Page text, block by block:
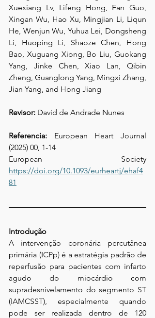
Xuexiang Lv, Lifeng Hong, Fan Guo,
Xingan Wu, Hao Xu, Mingjian Li, Liqun
He, Wenjun Wu, Yuhua Lei, Dongsheng
Li, Huoping Li, Shaoze Chen, Hong
Bao, Xuguang Xiong, Bo Liu, Guokang
Yang, Jinke Chen, Xiao Lan, Qibin
Zheng, Guanglong Yang, Mingxi Zhang,
Jian Yang, and Hong Jiang
Revisor: David de Andrade Nunes
Referencia: European Heart Journal
(2025) 00, 1-14
https://doi.org/10.1093/eurheartj/ehaf4
81
Introdução
A intervenção coronária percutânea
primária (ICPp) é a estratégia padrão de
reperfusão para pacientes com infarto
agudo do miocárdio com
supradesnivelamento do segmento ST
(IAMCSST), especialmente quando
pode ser realizada dentro de 120